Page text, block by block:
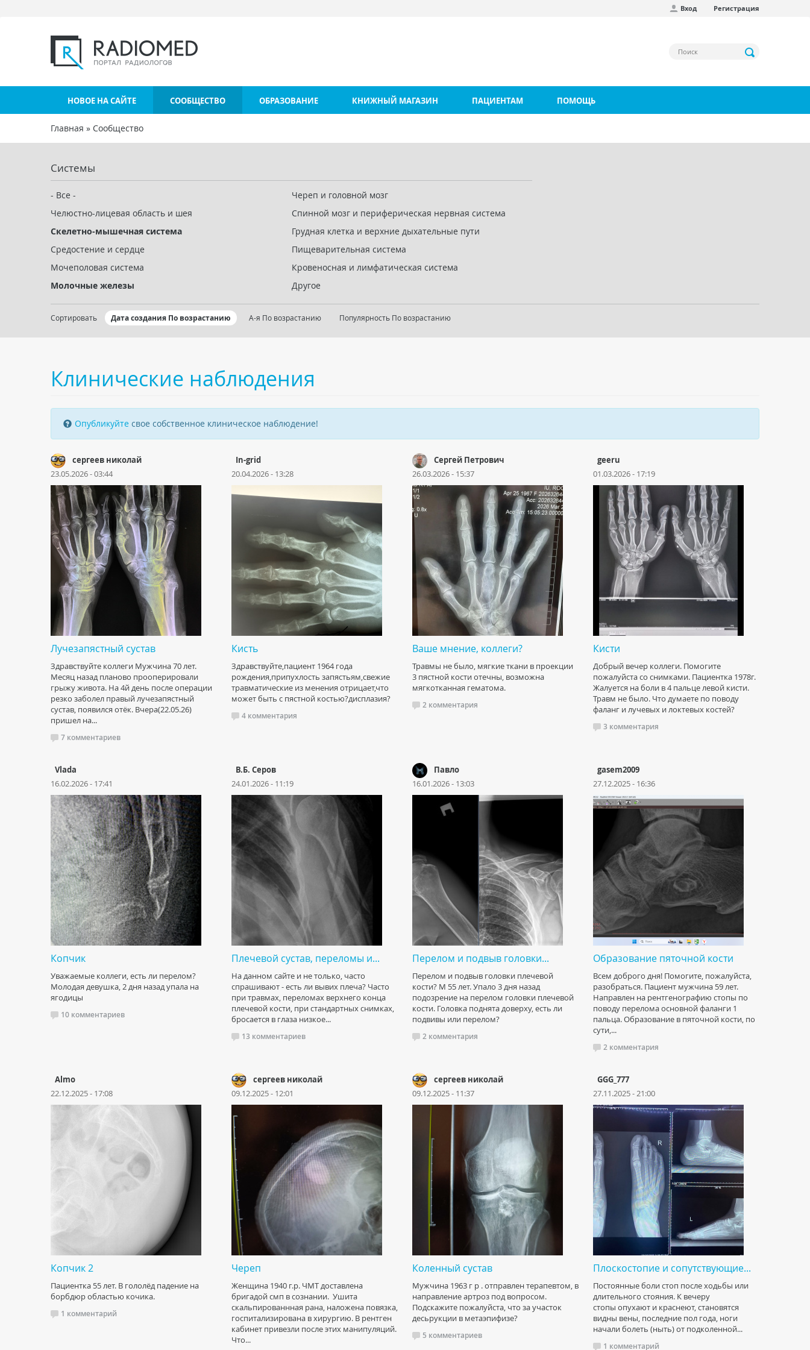
Вход Регистрация
НОВОЕ НА САЙТЕ СООБЩЕСТВО ОБРАЗОВАНИЕ КНИЖНЫЙ МАГАЗИН ПАЦИЕНТАМ ПОМОЩЬ
Вы здесь
Главная » Сообщество
Системы
- Все -
Череп и головной мозг
Челюстно-лицевая область и шея
Спинной мозг и периферическая нервная система
Скелетно-мышечная система
Грудная клетка и верхние дыхательные пути
Средостение и сердце
Пищеварительная система
Мочеполовая система
Кровеносная и лимфатическая система
Молочные железы
Другое
Сортировать Дата создания По возрастанию А-я По возрастанию Популярность По возрастанию
Клинические наблюдения
Опубликуйте свое собственное клиническое наблюдение!
сергеев николай
23.05.2026 - 03:44
Лучезапястный сустав
Здравствуйте коллеги Мужчина 70 лет.
Месяц назад планово прооперировали
грыжу живота. На 4й день после операции
резко заболел правый лучезапястный
сустав, появился отёк. Вчера(22.05.26)
пришел на...
7 комментариев
In-grid
20.04.2026 - 13:28
Кисть
Здравствуйте,пациент 1964 года
рождения,припухлость запястьям,свежие
травматические из менения отрицает,что
может быть с пястной костью?дисплазия?
4 комментария
Сергей Петрович
26.03.2026 - 15:37
Ваше мнение, коллеги?
Травмы не было, мягкие ткани в проекции
3 пястной кости отечны, возможна
мягкотканная гематома.
2 комментария
geeru
01.03.2026 - 17:19
Кисти
Добрый вечер коллеги. Помогите
пожалуйста со снимками. Пациентка 1978г.
Жалуется на боли в 4 пальце левой кисти.
Травм не было. Что думаете по поводу
фаланг и лучевых и локтевых костей?
3 комментария
Vlada
16.02.2026 - 17:41
Копчик
Уважаемые коллеги, есть ли перелом?
Молодая девушка, 2 дня назад упала на
ягодицы
10 комментариев
В.Б. Серов
24.01.2026 - 11:19
Плечевой сустав, переломы и...
На данном сайте и не только, часто
спрашивают - есть ли вывих плеча? Часто
при травмах, переломах верхнего конца
плечевой кости, при стандартных снимках,
бросается в глаза низкое...
13 комментариев
Павло
16.01.2026 - 13:03
Перелом и подвыв головки...
Перелом и подвыв головки плечевой
кости? М 55 лет. Упало 3 дня назад
подозрение на перелом головки плечевой
кости. Головка поднята доверху, есть ли
подвивы или перелом?
2 комментария
gasem2009
27.12.2025 - 16:36
Образование пяточной кости
Всем доброго дня! Помогите, пожалуйста,
разобраться. Пациент мужчина 59 лет.
Направлен на рентгенографию стопы по
поводу перелома основной фаланги 1
пальца. Образование в пяточной кости, по
сути,...
2 комментария
Almo
22.12.2025 - 17:08
Копчик 2
Пациентка 55 лет. В гололёд падение на
борбдюр областью кочика.
1 комментарий
сергеев николай
09.12.2025 - 12:01
Череп
Женщина 1940 г.р. ЧМТ доставлена
бригадой смп в сознании. Ушита
скальпированнная рана, наложена повязка,
госпитализирована в хирургию. В рентген
кабинет привезли после этих манипуляций.
Что...
сергеев николай
09.12.2025 - 11:37
Коленный сустав
Мужчина 1963 г р . отправлен терапевтом, в
направление артроз под вопросом.
Подскажите пожалуйста, что за участок
десьрукции в метаэпифизе?
5 комментариев
GGG_777
27.11.2025 - 21:00
Плоскостопие и сопутствующие...
Постоянные боли стоп после ходьбы или
длительного стояния. К вечеру
стопы опухают и краснеют, становятся
видны вены, последние пол года, ноги
начали болеть (ныть) от подколенной...
1 комментарий